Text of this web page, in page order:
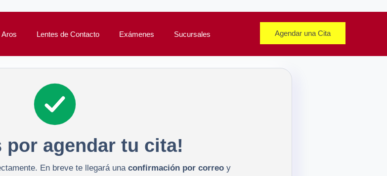
Aros Lentes de Contacto Exámenes Sucursales Agendar una Cita
por agendar tu cita!
En breve te llegará una confirmación por correo y